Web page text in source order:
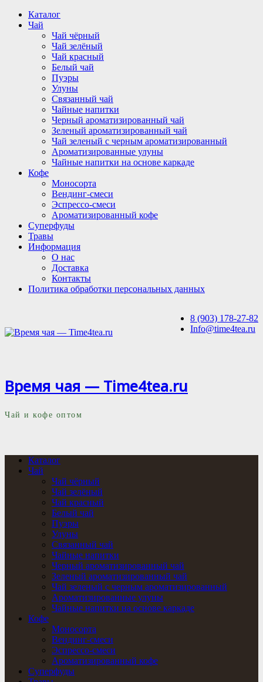
Перейти
содержимому
Каталог
Чай
Чай чёрный
Чай зелёный
Чай красный
Белый чай
Пуэры
Улуны
Связанный чай
Чайные напитки
Черный ароматизированный чай
Зеленый ароматизированный чай
Чай зеленый с черным ароматизированный
Ароматизированные улуны
Чайные напитки на основе каркаде
Кофе
Моносорта
Вендинг-смеси
Эспрессо-смеси
Ароматизированный кофе
Суперфуды
Травы
Информация
О нас
Доставка
Контакты
Политика обработки персональных данных
8 (903) 178-27-82
Info@time4tea.ru
Время чая — Time4tea.ru
Чай и кофе оптом
Каталог
Чай
Чай чёрный
Чай зелёный
Чай красный
Белый чай
Пуэры
Улуны
Связанный чай
Чайные напитки
Черный ароматизированный чай
Зеленый ароматизированный чай
Чай зеленый с черным ароматизированный
Ароматизированные улуны
Чайные напитки на основе каркаде
Кофе
Моносорта
Вендинг-смеси
Эспрессо-смеси
Ароматизированный кофе
Суперфуды